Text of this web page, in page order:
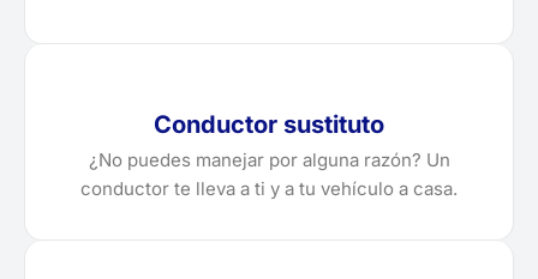
Conductor sustituto
¿No puedes manejar por alguna razón? Un
conductor te lleva a ti y a tu vehículo a casa.